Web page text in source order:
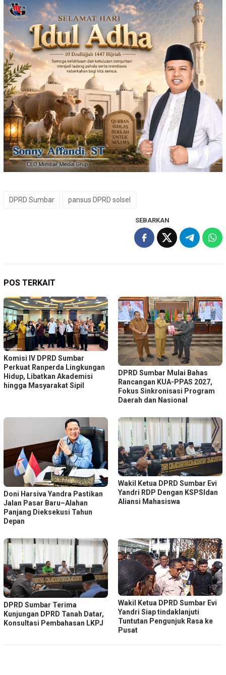
DPRD Sumbar pansus DPRD solsel
SEBARKAN
POS TERKAIT
Komisi IV DPRD Sumbar
Perkuat Ranperda Lingkungan
Hidup, Libatkan Akademisi
hingga Masyarakat Sipil
DPRD Sumbar Mulai Bahas
Rancangan KUA-PPAS 2027,
Fokus Sinkronisasi Program
Daerah dan Nasional
Doni Harsiva Yandra Pastikan
Jalan Pasar Baru–Alahan
Panjang Dieksekusi Tahun
Depan
Wakil Ketua DPRD Sumbar Evi
Yandri RDP Dengan KSPSIdan
Aliansi Mahasiswa
DPRD Sumbar Terima
Kunjungan DPRD Tanah Datar,
Konsultasi Pembahasan LKPJ
Wakil Ketua DPRD Sumbar Evi
Yandri Siap tindaklanjuti
Tuntutan Pengunjuk Rasa ke
Pusat